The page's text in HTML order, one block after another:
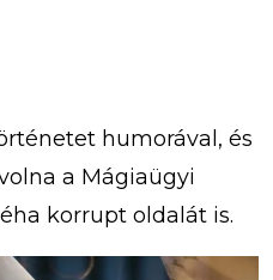
humorával, és
a Mágiaügyi
korrupt oldalát is.